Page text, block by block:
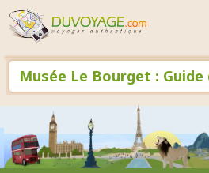
Musée Le Bourget : Guide